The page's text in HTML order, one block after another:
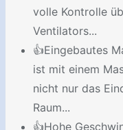
volle Kontrolle
Ventilators...
👍Eingebautes
ist mit einem
nicht nur das
Raum...
👍Hohe